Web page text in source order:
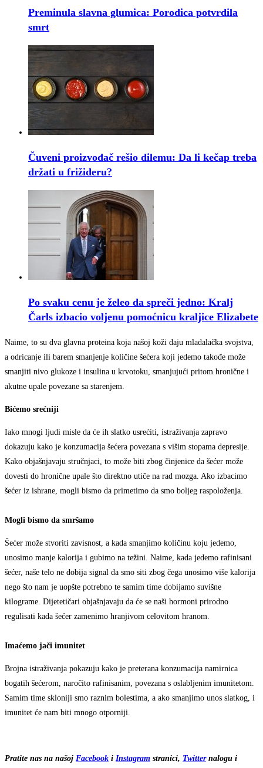
Preminula slavna glumica: Porodica potvrdila
smrt
Čuveni proizvođač rešio dilemu: Da li kečap treba
držati u frižideru?
Po svaku cenu je želeo da spreči jedno: Kralj
Čarls izbacio voljenu pomoćnicu kraljice Elizabete
Naime, to su dva glavna proteina koja našoj koži daju mladalačka svojstva,
a odricanje ili barem smanjenje količine šećera koji jedemo takođe može
smanjiti nivo glukoze i insulina u krvotoku, smanjujući pritom hronične i
akutne upale povezane sa starenjem.
Bićemo srećniji
Iako mnogi ljudi misle da će ih slatko usrećiti, istraživanja zapravo
dokazuju kako je konzumacija šećera povezana s višim stopama depresije.
Kako objašnjavaju stručnjaci, to može biti zbog činjenice da šećer može
dovesti do hronične upale što direktno utiče na rad mozga. Ako izbacimo
šećer iz ishrane, mogli bismo da primetimo da smo boljeg raspoloženja.
Mogli bismo da smršamo
Šećer može stvoriti zavisnost, a kada smanjimo količinu koju jedemo,
unosimo manje kalorija i gubimo na težini. Naime, kada jedemo rafinisani
šećer, naše telo ne dobija signal da smo siti zbog čega unosimo više kalorija
nego što nam je uopšte potrebno te samim time dobijamo suvišne
kilograme. Dijetetičari objašnjavaju da će se naši hormoni prirodno
regulisati kada šećer zamenimo hranjivom celovitom hranom.
Imaćemo jači imunitet
Brojna istraživanja pokazuju kako je preterana konzumacija namirnica
bogatih šećerom, naročito rafinisanim, povezana s oslabljenim imunitetom.
Samim time skloniji smo raznim bolestima, a ako smanjimo unos slatkog, i
imunitet će nam biti mnogo otporniji.
Pratite nas na našoj Facebook i Instagram stranici, Twitternalogu i